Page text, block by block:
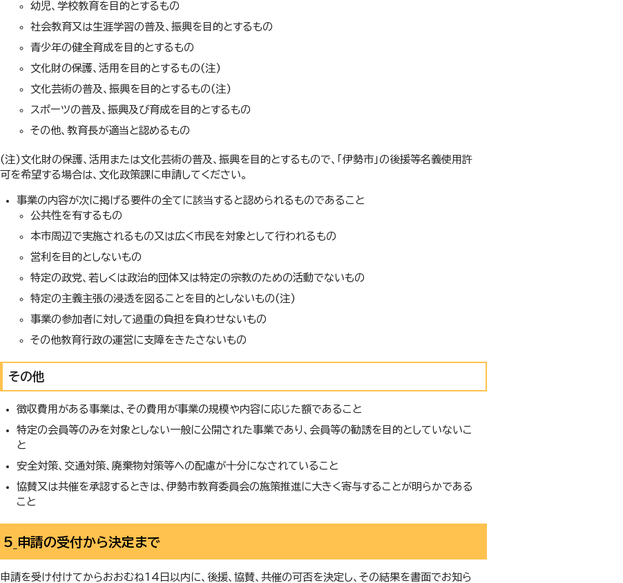
幼児、学校教育を目的とするもの
社会教育又は生涯学習の普及、振興を目的とするもの
青少年の健全育成を目的とするもの
文化財の保護、活用を目的とするもの(注)
文化芸術の普及、振興を目的とするもの(注)
スポーツの普及、振興及び育成を目的とするもの
その他、教育長が適当と認めるもの
(注)文化財の保護、活用または文化芸術の普及、振興を目的とするもので、「伊勢市」の後援等名義使用許
可を希望する場合は、文化政策課に申請してください。
事業の内容が次に掲げる要件の全てに該当すると認められるものであること
公共性を有するもの
本市周辺で実施されるもの又は広く市民を対象として行われるもの
営利を目的としないもの
特定の政党、若しくは政治的団体又は特定の宗教のための活動でないもの
特定の主義主張の浸透を図ることを目的としないもの(注)
事業の参加者に対して過重の負担を負わせないもの
その他教育行政の運営に支障をきたさないもの
その他
徴収費用がある事業は、その費用が事業の規模や内容に応じた額であること
特定の会員等のみを対象としない一般に公開された事業であり、会員等の勧誘を目的としていないこ
と
安全対策、交通対策、廃棄物対策等への配慮が十分になされていること
協賛又は共催を承認するときは、伊勢市教育委員会の施策推進に大きく寄与することが明らかである
こと
5_申請の受付から決定まで
申請を受け付けてからおおむね14日以内に、後援、協賛、共催の可否を決定し、その結果を書面でお知ら